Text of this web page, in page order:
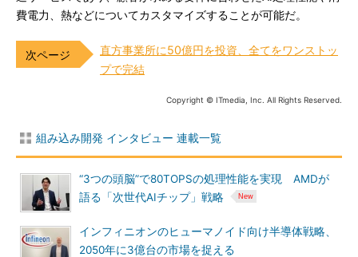
費電力、熱などについてカスタマイズすることが可能だ。
直方事業所に50億円を投資、全てをワンストッ
プで完結
Copyright © ITmedia, Inc. All Rights Reserved.
組み込み開発 インタビュー 連載一覧
“3つの頭脳”で80TOPSの処理性能を実現 AMDが
語る「次世代AIチップ」戦略
インフィニオンのヒューマノイド向け半導体戦略、
2050年に3億台の市場を捉える